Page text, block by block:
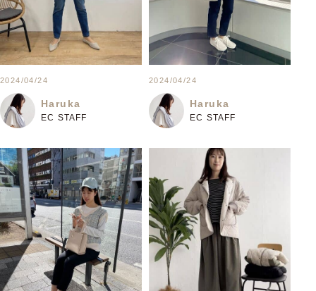
2024/04/24
Haruka
EC STAFF
2024/04/24
Haruka
EC STAFF